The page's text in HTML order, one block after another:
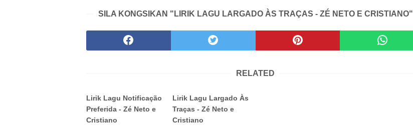
SILA KONGSIKAN "LIRIK LAGU LARGADO ÀS TRAÇAS - ZÉ NETO E CRISTIANO"
RELATED
Lirik Lagu Notificação
Preferida - Zé Neto e
Cristiano
Lirik Lagu Largado Às
Traças - Zé Neto e
Cristiano